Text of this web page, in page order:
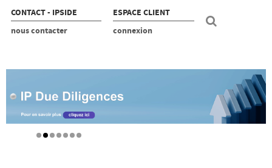
CONTACT - IPSIDE
nous contacter
ESPACE CLIENT
connexion